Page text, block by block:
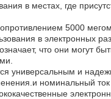
в местах, где
5000
в электронных
что они могут
универсальным и
номинальный